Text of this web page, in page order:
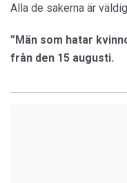
Alla de sakerna är
”Män som hatar
från den 15 augusti.